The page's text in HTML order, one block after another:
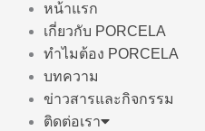
หน้าแรก
เกี่ยวกับ PORCELA
ทำไมต้อง PORCELA
บทความ
ข่าวสารและกิจกรรม
ติดต่อเรา